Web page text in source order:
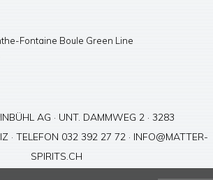
Fontaine Boule Green Line
AG · UNT. DAMMWEG 2 · 3283
· TELEFON 032 392 27 72 · INFO@MATTER-
SPIRITS.CH